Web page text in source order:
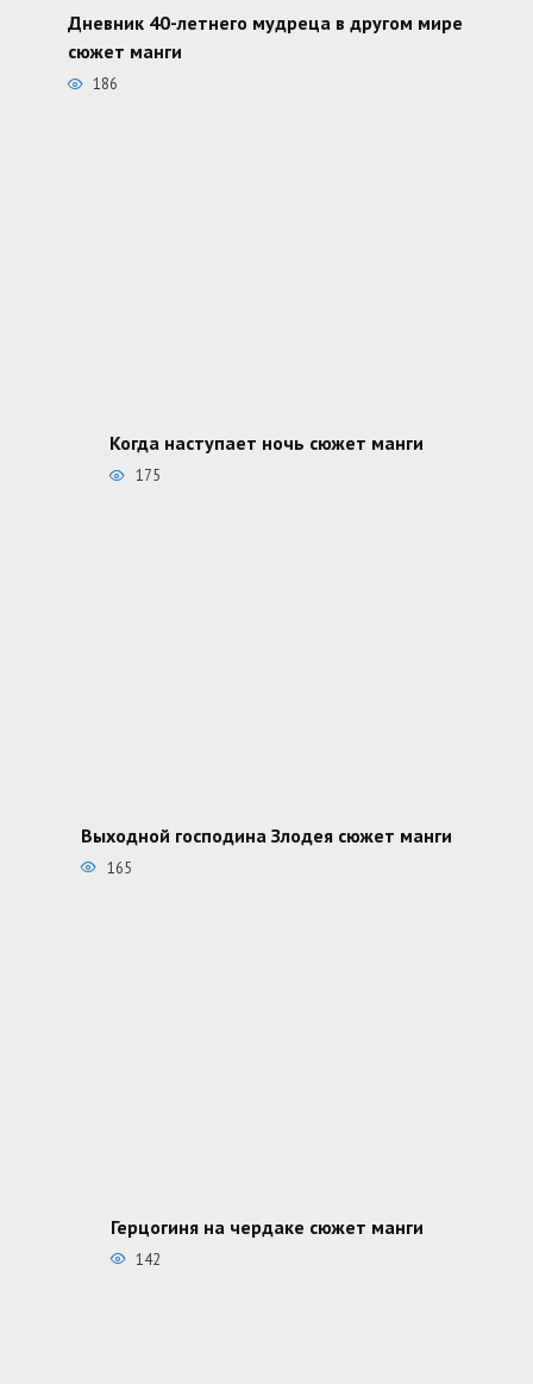
Дневник 40-летнего мудреца в другом мире
сюжет манги
186
Когда наступает ночь сюжет манги
175
Выходной господина Злодея сюжет манги
165
Герцогиня на чердаке сюжет манги
142